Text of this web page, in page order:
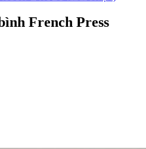
French Press